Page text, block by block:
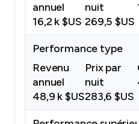
annuel
16,2 k $US
nuit
269,5 $US
Performance type
Revenu
annuel
48,9 k $US
Prix par
nuit
283,6 $US